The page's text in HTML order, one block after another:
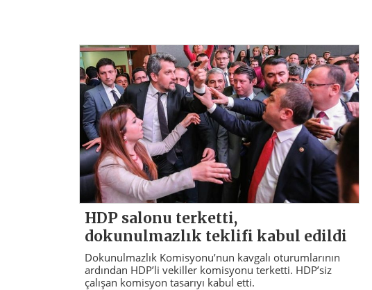
HDP salonu terketti,
dokunulmazlık teklifi kabul edildi
Dokunulmazlık Komisyonu’nun kavgalı oturumlarının
ardından HDP’li vekiller komisyonu terketti. HDP’siz
çalışan komisyon tasarıyı kabul etti.